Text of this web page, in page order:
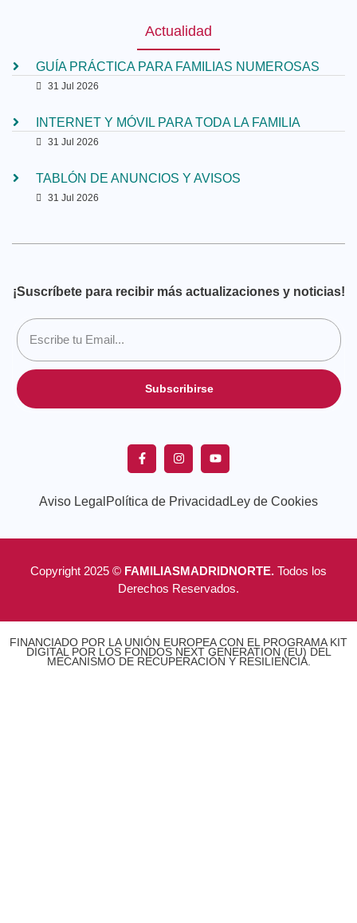
Actualidad
GUÍA PRÁCTICA PARA FAMILIAS NUMEROSAS
31 Jul 2026
INTERNET Y MÓVIL PARA TODA LA FAMILIA
31 Jul 2026
TABLÓN DE ANUNCIOS Y AVISOS
31 Jul 2026
¡Suscríbete para recibir más actualizaciones y noticias!
Subscribirse
Aviso Legal Política de Privacidad Ley de Cookies
Copyright 2025 © FAMILIASMADRIDNORTE. Todos los
Derechos Reservados.
FINANCIADO POR LA UNIÓN EUROPEA CON EL PROGRAMA KIT
DIGITAL POR LOS FONDOS NEXT GENERATION (EU) DEL
MECANISMO DE RECUPERACIÓN Y RESILIENCIA.